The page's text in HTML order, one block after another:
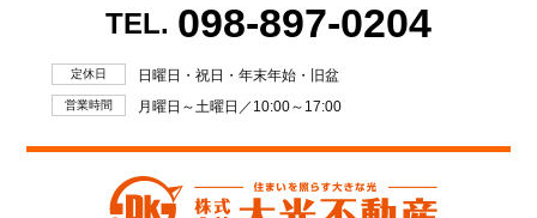
TEL. 098-897-0204
定休日 日曜日・祝日・年末年始・旧盆
営業時間 月曜日～土曜日／10:00～17:00